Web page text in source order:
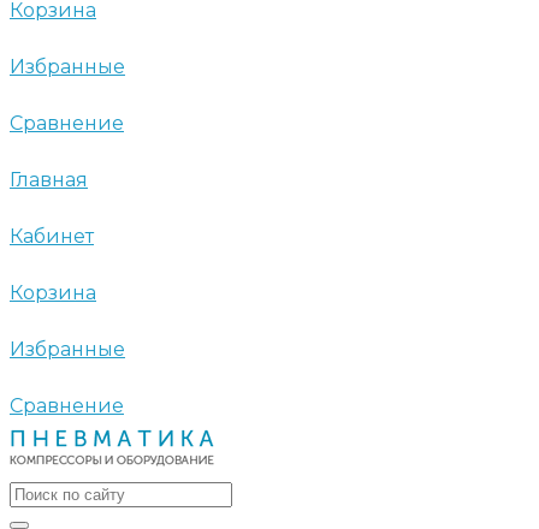
Корзина
Избранные
Сравнение
Главная
Кабинет
Корзина
Избранные
Сравнение